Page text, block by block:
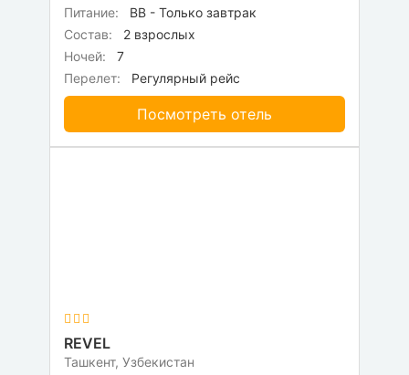
Питание:
BB - Только завтрак
Состав:
2 взрослых
Ночей:
7
Перелет:
Регулярный рейс
Посмотреть отель
REVEL
Ташкент, Узбекистан